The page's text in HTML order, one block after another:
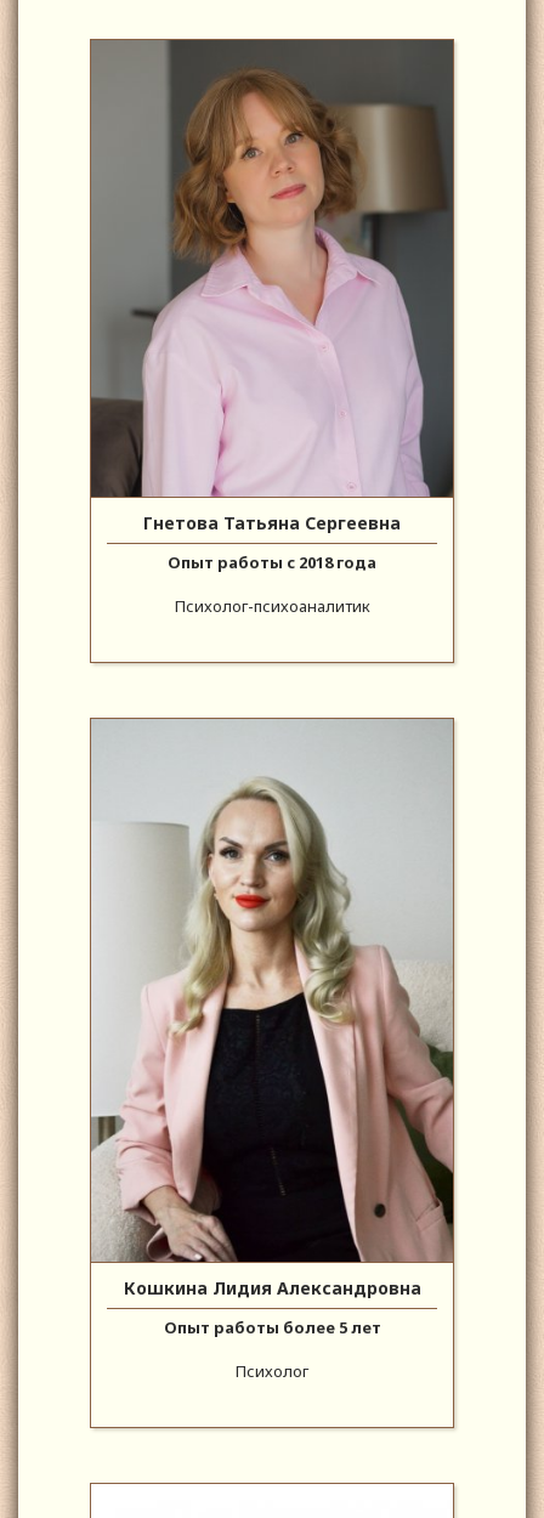
Гнетова Татьяна Сергеевна
Опыт работы с 2018 года
Психолог-психоаналитик
Кошкина Лидия Александровна
Опыт работы более 5 лет
Психолог